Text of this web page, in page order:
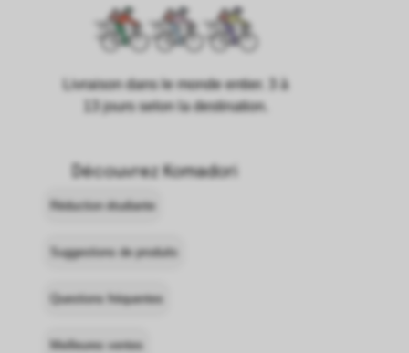
Livraison dans le monde entier. 3 à
13 jours selon la destination.
Découvrez Komadori
Réduction étudiante
Suggestions de produits
Questions fréquentes
Meilleures ventes